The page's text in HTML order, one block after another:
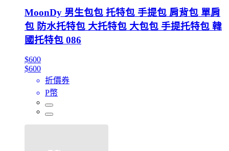
MoonDy 男生包包 托特包 手提包 肩背包 單肩
包 防水托特包 大托特包 大包包 手提托特包 韓
國托特包 086
$600
$600
折價券
P幣